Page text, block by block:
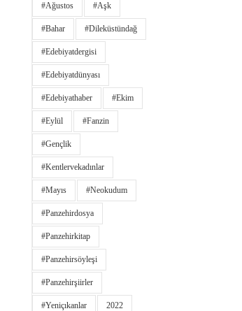
#ağustos #aşk
#bahar #dileküstündağ
#edebiyatdergisi
#edebiyatdünyası
#edebiyathaber #ekim
#eylül #fanzin
#gençlik
#kentlervekadınlar
#Mayıs #neokudum
#panzehirdosya
#panzehirkitap
#panzehirsöyleşi
#panzehirşiirler
#yeniçıkanlar 2022